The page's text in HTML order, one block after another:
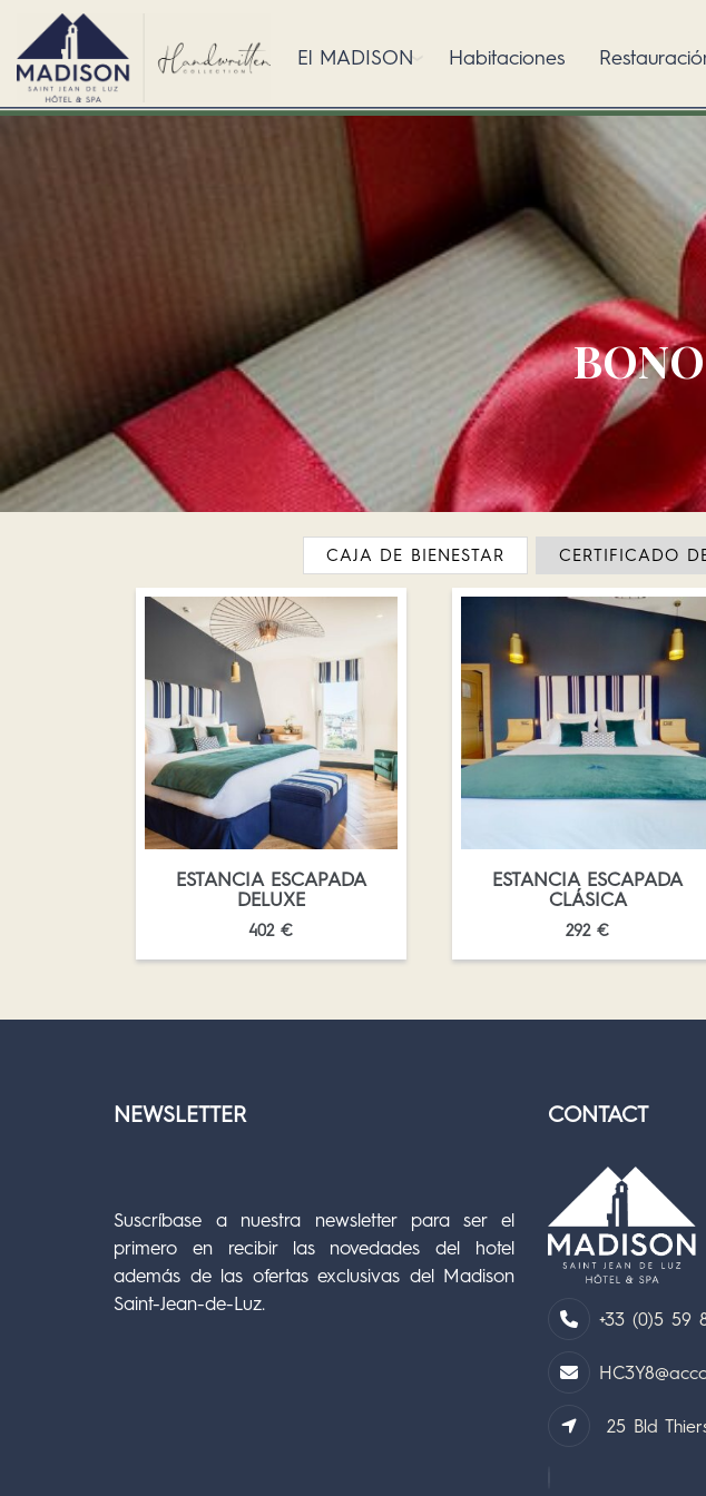
El MADISON Habitaciones
CAJA DE BIENESTAR CERTIFICADO
ESTANCIA ESCAPADA
DELUXE
402€
ESTANCIA ESCAPADA
CLÁSICA
292€
NEWSLETTER
Suscríbase a nuestra newsletter para ser el
primero en recibir las novedades del hotel
además de las ofertas exclusivas del Madison
Saint-Jean-de-Luz.
CONTACT
+33 (0)5 59
25 Bld